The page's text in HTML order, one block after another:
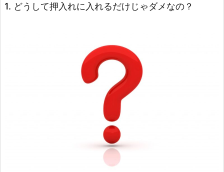
1. どうして押入れに入れるだけじゃダメなの？